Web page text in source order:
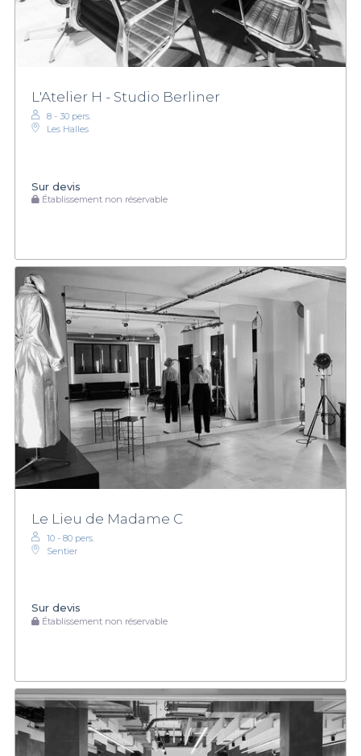
L'Atelier H - Studio Berliner
8 - 30 pers.
Les Halles
Sur devis
Établissement non réservable
Le Lieu de Madame C
10 - 80 pers.
Sentier
Sur devis
Établissement non réservable